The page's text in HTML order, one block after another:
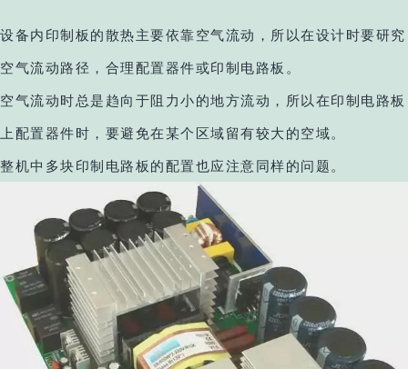
设备内印制板的散热主要依靠空气流动，所以在设计时要研究
空气流动路径，合理配置器件或印制电路板。
空气流动时总是趋向于阻力小的地方流动，所以在印制电路板
上配置器件时，要避免在某个区域留有较大的空域。
整机中多块印制电路板的配置也应注意同样的问题。